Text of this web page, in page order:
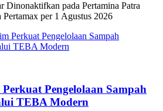
Dinonaktifkan pada Pertamina Patra
per 1 Agustus 2026
Pengelolaan Sampah
TEBA Modern